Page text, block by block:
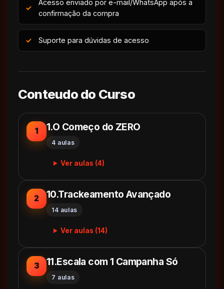
Acesso enviado por e-mail/WhatsApp após a
confirmação da compra
Suporte para dúvidas de acesso
Conteudo do Curso
1 1.O Começo do ZERO
4 aulas
Ver aulas (4)
2 10.Trackeamento Avançado
14 aulas
Ver aulas (14)
3 11.Escala com 1 Campanha Só
7 aulas